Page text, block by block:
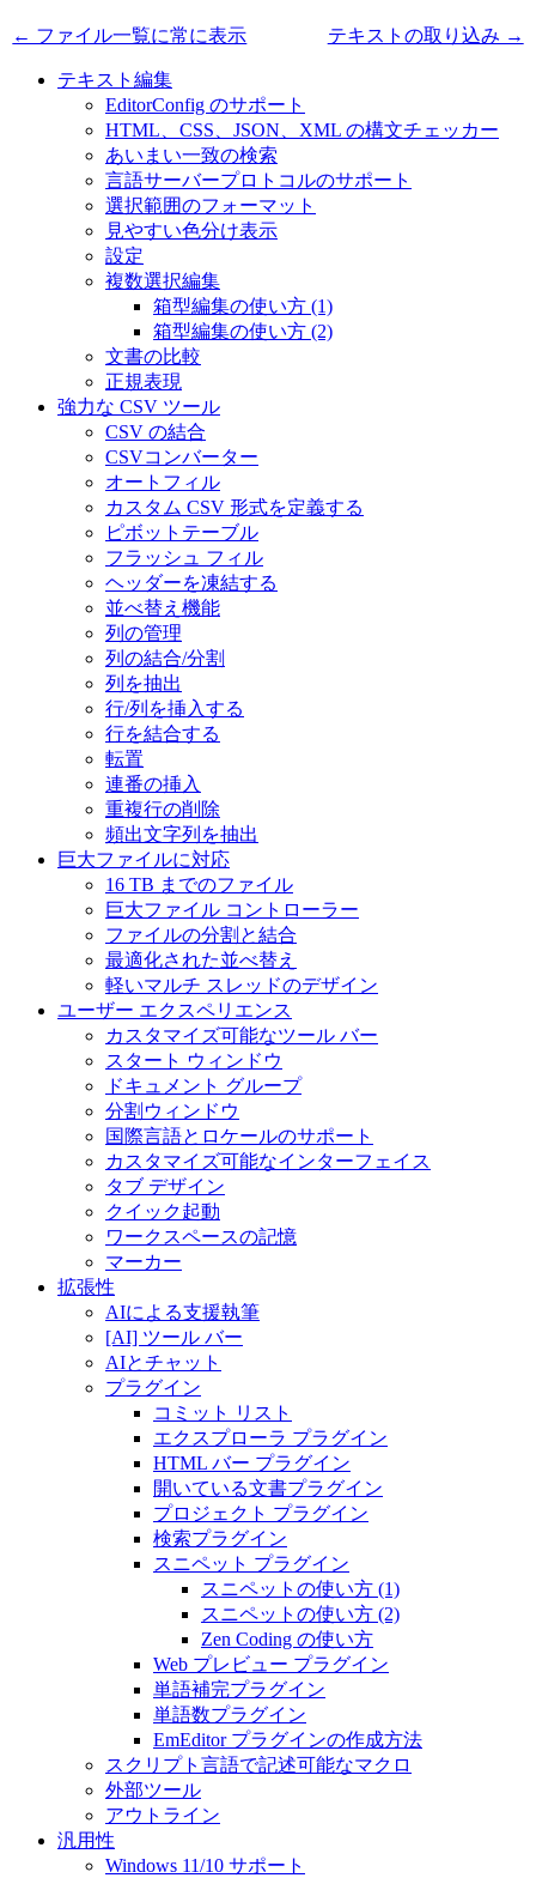
← ファイル一覧に常に表示 テキストの取り込み →
テキスト編集
EditorConfig のサポート
HTML、CSS、JSON、XML の構文チェッカー
あいまい一致の検索
言語サーバープロトコルのサポート
選択範囲のフォーマット
見やすい色分け表示
設定
複数選択編集
箱型編集の使い方 (1)
箱型編集の使い方 (2)
文書の比較
正規表現
強力な CSV ツール
CSV の結合
CSVコンバーター
オートフィル
カスタム CSV 形式を定義する
ピボットテーブル
フラッシュ フィル
ヘッダーを凍結する
並べ替え機能
列の管理
列の結合/分割
列を抽出
行/列を挿入する
行を結合する
転置
連番の挿入
重複行の削除
頻出文字列を抽出
巨大ファイルに対応
16 TB までのファイル
巨大ファイル コントローラー
ファイルの分割と結合
最適化された並べ替え
軽いマルチ スレッドのデザイン
ユーザー エクスペリエンス
カスタマイズ可能なツール バー
スタート ウィンドウ
ドキュメント グループ
分割ウィンドウ
国際言語とロケールのサポート
カスタマイズ可能なインターフェイス
タブ デザイン
クイック起動
ワークスペースの記憶
マーカー
拡張性
AIによる支援執筆
[AI] ツール バー
AIとチャット
プラグイン
コミット リスト
エクスプローラ プラグイン
HTML バー プラグイン
開いている文書プラグイン
プロジェクト プラグイン
検索プラグイン
スニペット プラグイン
スニペットの使い方 (1)
スニペットの使い方 (2)
Zen Coding の使い方
Web プレビュー プラグイン
単語補完プラグイン
単語数プラグイン
EmEditor プラグインの作成方法
スクリプト言語で記述可能なマクロ
外部ツール
アウトライン
汎用性
Windows 11/10 サポート